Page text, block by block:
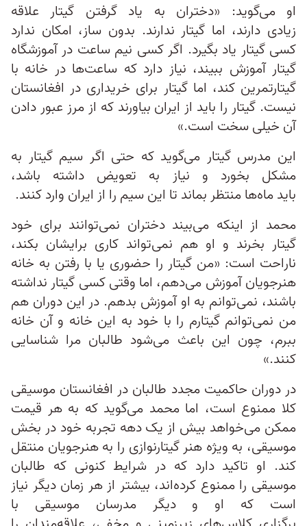
او می‌گوید: «دختران به یاد گرفتن گیتار علاقه
زیادی دارند، اما گیتار ندارند. بدون ساز، امکان ندارد
کسی گیتار یاد بگیرد. اگر کسی نیم ساعت در آموزشگاه
گیتار آموزش ببیند، نیاز دارد که ساعت‌ها در خانه با
گیتارتمرین کند، اما گیتار برای خریداری در افغانستان
نیست. گیتار را باید از ایران بیاورند که از مرز عبور دادن
آن خیلی سخت است.»
این مدرس گیتار می‌گوید که حتی اگر سیم گیتار به
مشکل بخورد و نیاز به تعویض داشته باشد،
باید ماه‌ها منتظر بماند تا این سیم را از ایران وارد کنند.
محمد از اینکه می‌بیند دختران نمی‌توانند برای خود
گیتار بخرند و او هم نمی‌تواند کاری برایشان بکند،
ناراحت است: «من گیتار را حضوری یا با رفتن به خانه
هنرجویان آموزش می‌دهم، اما وقتی کسی گیتار نداشته
باشند، نمی‌توانم به او آموزش بدهم. در این دوران هم
من نمی‌توانم گیتارم را با خود به این خانه و آن خانه
ببرم، چون این باعث می‌شود طالبان مرا شناسایی
کنند.»
در دوران حاکمیت مجدد طالبان در افغانستان موسیقی
کلا ممنوع است، اما محمد می‌گوید که به هر قیمت
ممکن می‌خواهد بیش از یک دهه تجربه خود در بخش
موسیقی، به‌ ویژه هنر گیتارنوازی را به هنرجویان منتقل
کند. او تاکید دارد که در شرایط کنونی که طالبان
موسیقی را ممنوع کرده‌اند، بیشتر از هر زمان دیگر نیاز
است که او و دیگر مدرسان موسیقی با